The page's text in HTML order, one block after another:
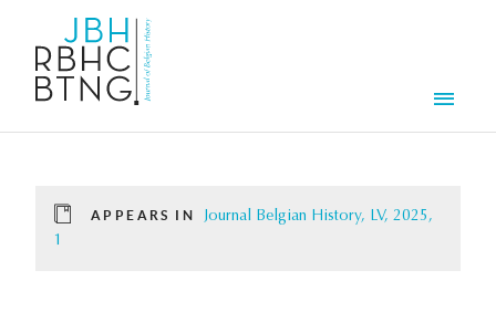
APPEARS IN
Journal Belgian History, LV, 2025,
1